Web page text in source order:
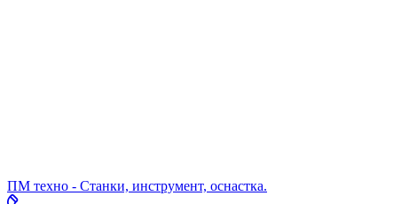
ПМ техно - Станки, инструмент, оснастка.